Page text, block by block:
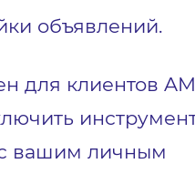
объявлений.
для клиентов
вашим личным